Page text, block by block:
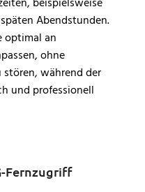
Abendstunden.
optimal an
ohne
stören, während der
und professionell
Fernzugriff